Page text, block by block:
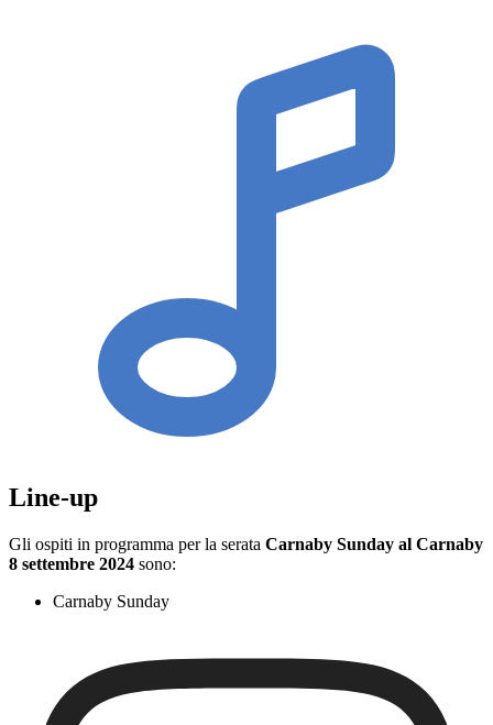
Line-up
Gli ospiti in programma per la serata Carnaby Sunday al Carnaby
8 settembre 2024 sono:
Carnaby Sunday